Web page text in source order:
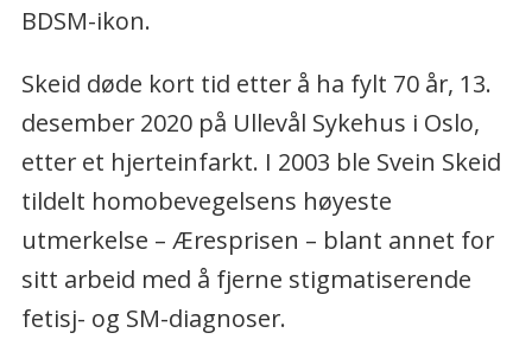
BDSM-ikon.
Skeid døde kort tid etter å ha fylt 70 år, 13.
desember 2020 på Ullevål Sykehus i Oslo,
etter et hjerteinfarkt. I 2003 ble Svein Skeid
tildelt homobevegelsens høyeste
utmerkelse – Æresprisen – blant annet for
sitt arbeid med å fjerne stigmatiserende
fetisj- og SM-diagnoser.